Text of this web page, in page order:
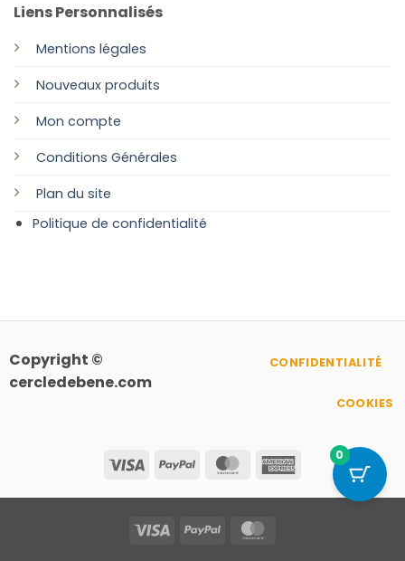
Liens Personnalisés
Mentions légales
Nouveaux produits
Mon compte
Conditions Générales
Plan du site
Politique de confidentialité
Copyright ©
cercledebene.com
Visa PayPal MasterCardAmerican
Express
CONFIDENTIALITÉ
COOKIES
Visa PayPal
0